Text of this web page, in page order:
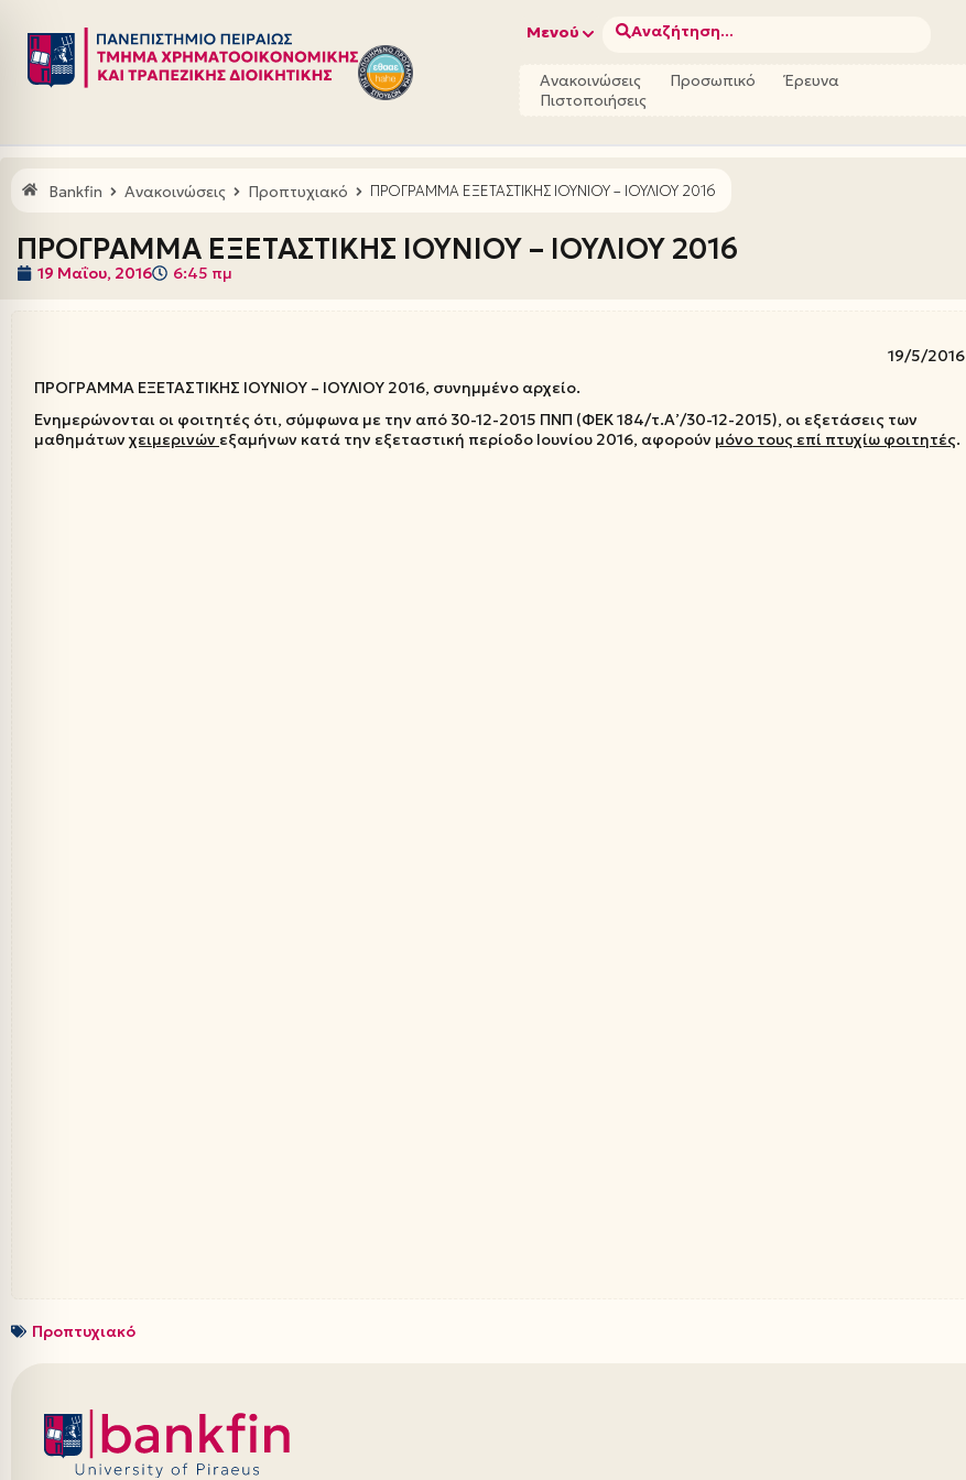
Μεταπηδήστε
στο
Μενού Αναζήτηση...
Ανακοινώσεις Προσωπικό
Έρευνα
Πιστοποιήσεις
Bankfin Ανακοινώσεις Προπτυχιακό ΠΡΟΓΡΑΜΜΑ ΕΞΕΤΑΣΤΙΚΗΣ ΙΟΥΝΙΟΥ – ΙΟΥΛΙΟΥ 2016
ΠΡΟΓΡΑΜΜΑ ΕΞΕΤΑΣΤΙΚΗΣ ΙΟΥΝΙΟΥ – ΙΟΥΛΙΟΥ 2016
19 Μαΐου, 2016 6:45 πμ
19/5/2016
ΠΡΟΓΡΑΜΜΑ ΕΞΕΤΑΣΤΙΚΗΣ ΙΟΥΝΙΟΥ – ΙΟΥΛΙΟΥ 2016, συνημμένο αρχείο.
Ενημερώνονται οι φοιτητές ότι, σύμφωνα με την από 30-12-2015 ΠΝΠ (ΦΕΚ 184/τ.Α’/30-12-2015), οι εξετάσεις των
μαθημάτωνχειμερινών εξαμήνων κατά την εξεταστική περίοδο Ιουνίου 2016, αφορούν μόνο τους επί πτυχίω φοιτητές.
Προπτυχιακό